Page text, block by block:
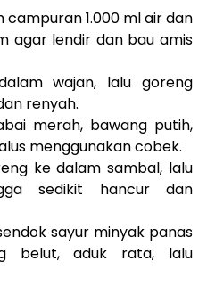
1.000 ml air dan
agar lendir dan bau amis
wajan, lalu goreng
renyah.
merah, bawang putih,
menggunakan cobek.
ke dalam sambal, lalu
sedikit hancur dan
sayur minyak panas
belut, aduk rata, lalu